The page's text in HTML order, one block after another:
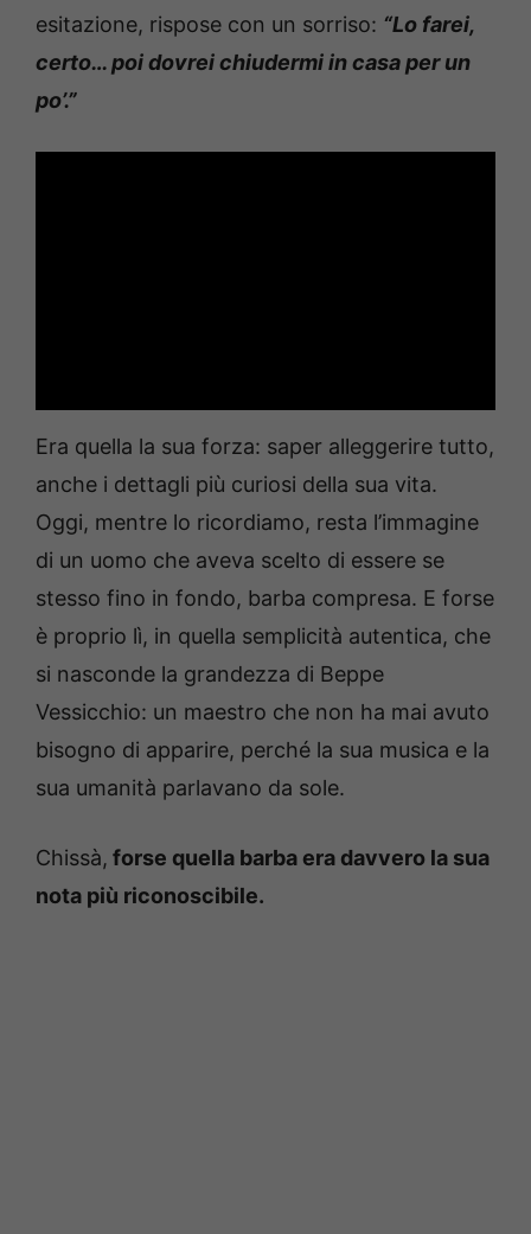
esitazione, rispose con un sorriso: “Lo farei,
certo… poi dovrei chiudermi in casa per un
po’.”
Era quella la sua forza: saper alleggerire tutto,
anche i dettagli più curiosi della sua vita.
Oggi, mentre lo ricordiamo, resta l’immagine
di un uomo che aveva scelto di essere se
stesso fino in fondo, barba compresa. E forse
è proprio lì, in quella semplicità autentica, che
si nasconde la grandezza di Beppe
Vessicchio: un maestro che non ha mai avuto
bisogno di apparire, perché la sua musica e la
sua umanità parlavano da sole.
Chissà, forse quella barba era davvero la sua
nota più riconoscibile.